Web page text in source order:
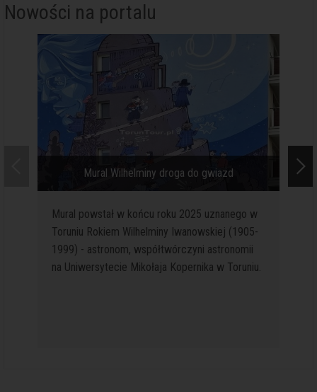
Nowości na portalu
Mural Wilhelminy droga do gwiazd
Mural powstał w końcu roku 2025 uznanego w
Toruniu Rokiem Wilhelminy Iwanowskiej (1905-
1999) - astronom, współtwórczyni astronomii
na Uniwersytecie Mikołaja Kopernika w Toruniu.